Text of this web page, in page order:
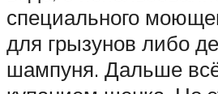
специального
для грызунов либо
шампуня. Дальше